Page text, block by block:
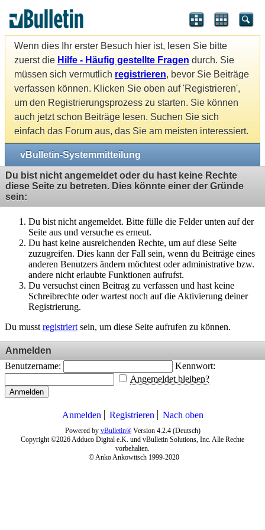
Wenn dies Ihr erster Besuch hier ist, lesen Sie bitte
zuerst die Hilfe - Häufig gestellte Fragen durch. Sie
müssen sich vermutlich registrieren, bevor Sie Beiträge
verfassen können. Klicken Sie oben auf 'Registrieren',
um den Registrierungsprozess zu starten. Sie können
auch jetzt schon Beiträge lesen. Suchen Sie sich
einfach das Forum aus, das Sie am meisten interessiert.
vBulletin-Systemmitteilung
Du bist nicht angemeldet oder du hast keine Rechte
diese Seite zu betreten. Dies könnte einer der Gründe
sein:
Du bist nicht angemeldet. Bitte fülle die Felder unten auf der
Seite aus und versuche es erneut.
Du hast keine ausreichenden Rechte, um auf diese Seite
zuzugreifen. Dies kann der Fall sein, wenn du Beiträge eines
anderen Benutzers ändern möchtest oder administrative bzw.
andere nicht erlaubte Funktionen aufrufst.
Du versuchst einen Beitrag zu verfassen und hast keine
Schreibrechte oder wartest noch auf die Aktivierung deiner
Registrierung.
Du musst registriert sein, um diese Seite aufrufen zu können.
Anmelden
Benutzername:
Kennwort:
Angemeldet bleiben?
Anmelden
Anmelden Registrieren Nach oben
Powered by vBulletin®Version 4.2.4 (Deutsch)
Copyright ©2026 Adduco Digital e.K. und vBulletin Solutions, Inc. Alle Rechte
vorbehalten.
© Anko Ankowitsch 1999-2020